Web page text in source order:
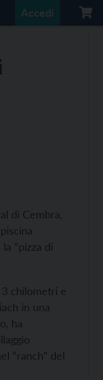
Accedi
di Cembra,
“pizza di
chilometri e
in una
ha
“ranch” del